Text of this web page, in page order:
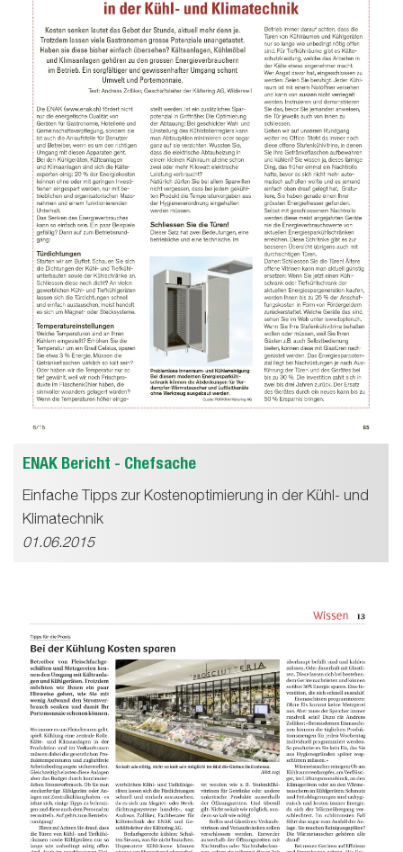
ENAK Bericht - Chefsache
Einfache Tipps zur Kostenoptimierung in der Kühl- und
Klimatechnik
01.06.2015